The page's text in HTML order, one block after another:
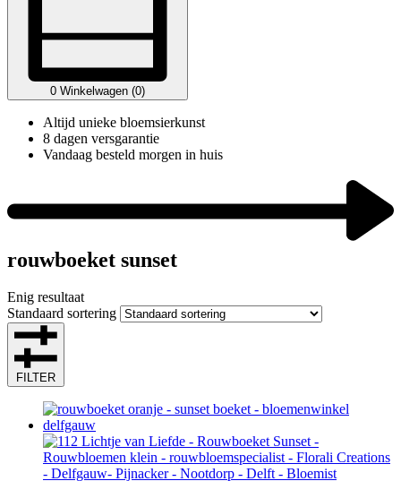
0 Winkelwagen (0)
Altijd unieke bloemsierkunst
8 dagen versgarantie
Vandaag besteld morgen in huis
rouwboeket sunset
Enig resultaat
Standaard sortering
FILTER